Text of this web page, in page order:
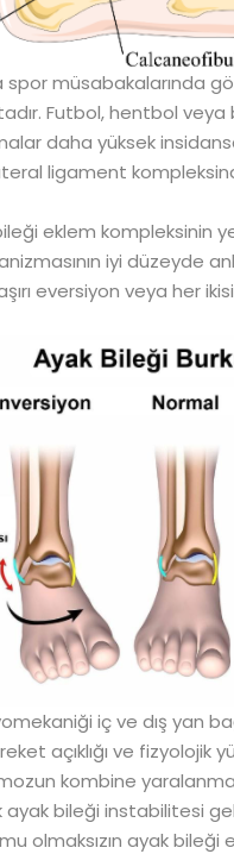
spor müsabakalarında
Futbol, hentbol
daha yüksek
ligament
eklem kompleksinin
iyi düzeyde
eversiyon veya her
iç ve dış yan
açıklığı ve fizyolojik
kombine
ayak bileği instabilitesi
olmaksızın ayak